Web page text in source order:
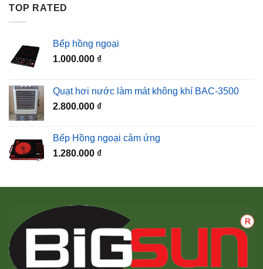
TOP RATED
Bếp hồng ngoại
1.000.000 ₫
Quạt hơi nước làm mát không khí BAC-3500
2.800.000 ₫
Bếp Hồng ngoại cảm ứng
1.280.000 ₫